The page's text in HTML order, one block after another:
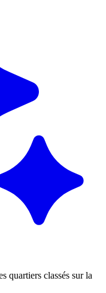
quartiers classés sur la